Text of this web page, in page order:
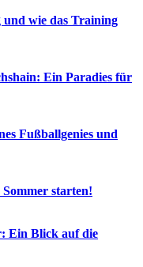
wie das Training
Ein Paradies für
Fußballgenies und
starten!
Ein Blick auf die